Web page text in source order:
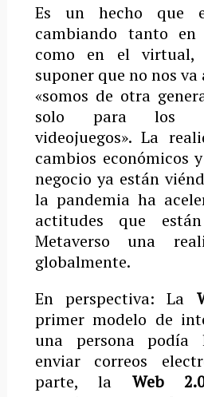
Es un hecho que
cambiando tanto
como en el
suponer que no nos
«somos de otra
solo para los
videojuegos». La
cambios económicos
negocio ya están
la pandemia ha
actitudes que
Metaverso una
globalmente.
En perspectiva: La
primer modelo de
una persona podía
enviar correos
parte, la Web